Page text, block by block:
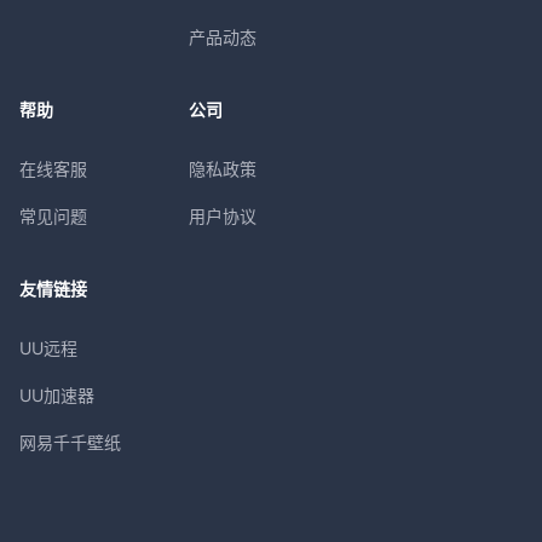
产品动态
帮助
在线客服
常见问题
公司
隐私政策
用户协议
友情链接
UU远程
UU加速器
网易千千壁纸